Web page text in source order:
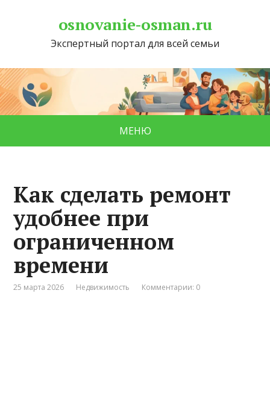
osnovanie-osman.ru
Экспертный портал для всей семьи
МЕНЮ
Как сделать ремонт
удобнее при
ограниченном
времени
25 марта 2026 Недвижимость Комментарии: 0